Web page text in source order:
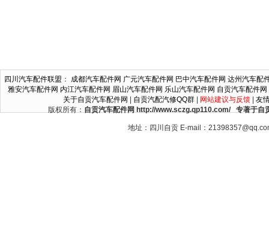
四川汽车配件联盟 ： 成都汽车配件网 广元汽车配件网 巴中汽车配件网 达州汽车配
雅安汽车配件网 内江汽车配件网 眉山汽车配件网 乐山汽车配件网 自贡汽车配件网
关于自贡汽车配件网
自贡汽配汽修QQ群| 网站建议与反馈| 友
版权所有： 自贡汽车配件网 http://www.sczg.qp110.com/ 专著于自
地址：四川自贡 E-mail：